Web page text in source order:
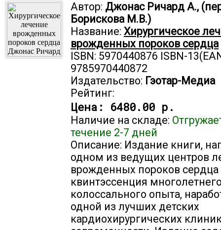
Автор: Джонас Ричард А.,
Борискова М.В.)
Название: Хирургическое
врожденных пороков сердца
ISBN: 5970440876 ISBN-
9785970440872
Издательство: Гэотар-Медиа
Рейтинг:
Цена: 6480.00 р.
Наличие на складе:
течение 2-7 дней
Описание: Издание книги,
одном из ведущих центров
врожденных пороков
квинтэссенция
колоссального опыта,
одной из лучших детских
кардиохирургических